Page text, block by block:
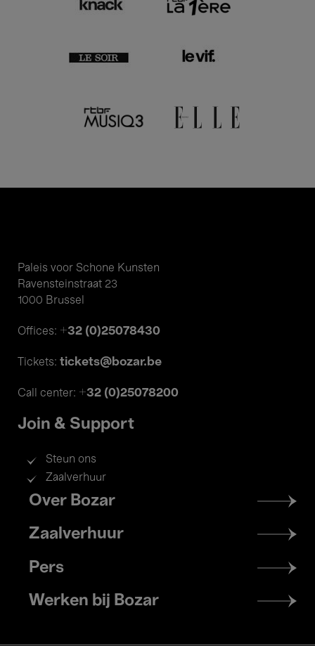
Paleis voor Schone Kunsten
Ravensteinstraat 23
1000 Brussel
Offices: +32 (0)25078430
Tickets: tickets@bozar.be
Call center: +32 (0)25078200
Join & Support
Steun ons
Zaalverhuur
Footer
menu
Over Bozar
Zaalverhuur
Pers
Werken bij Bozar